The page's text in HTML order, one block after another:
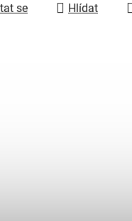
se Hlídat